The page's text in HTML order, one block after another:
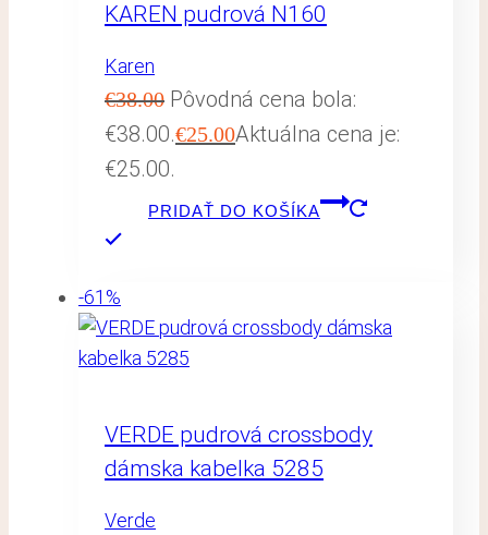
KAREN pudrová N160
Karen
€38.00 Pôvodná cena bola:
€38.00.€25.00Aktuálna cena je:
€25.00.
PRIDAŤ DO KOŠÍKA
-61%
VERDE pudrová crossbody
dámska kabelka 5285
Verde